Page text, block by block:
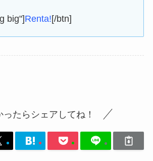
big"]Renta![/btn]
ったらシェアしてね！